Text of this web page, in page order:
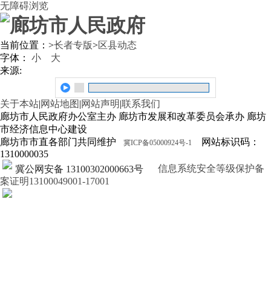
无障碍浏览
当前位置： >长者专版>区县动态
字体： 小
大
来源:
关于本站|网站地图 |网站声明|联系我们
廊坊市人民政府办公室主办 廊坊市发展和改革委员会承办 廊坊
市经济信息中心建设
廊坊市市直各部门共同维护
冀ICP备05000924号-1
网站标识码：
1310000035
冀公网安备 13100302000663号
信息系统安全等级保护备
案证明13100049001-17001